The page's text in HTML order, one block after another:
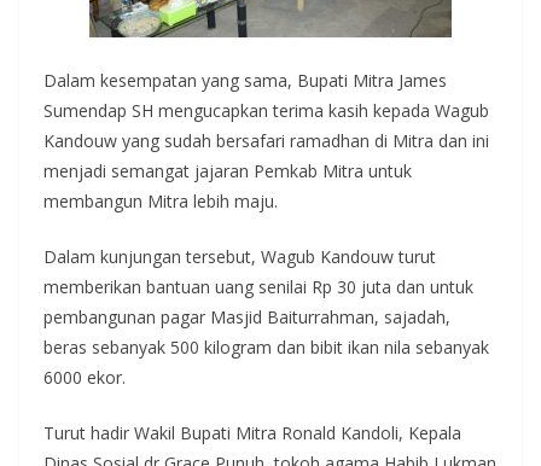
Dalam kesempatan yang sama, Bupati Mitra James
Sumendap SH mengucapkan terima kasih kepada Wagub
Kandouw yang sudah bersafari ramadhan di Mitra dan ini
menjadi semangat jajaran Pemkab Mitra untuk
membangun Mitra lebih maju.
Dalam kunjungan tersebut, Wagub Kandouw turut
memberikan bantuan uang senilai Rp 30 juta dan untuk
pembangunan pagar Masjid Baiturrahman, sajadah,
beras sebanyak 500 kilogram dan bibit ikan nila sebanyak
6000 ekor.
Turut hadir Wakil Bupati Mitra Ronald Kandoli, Kepala